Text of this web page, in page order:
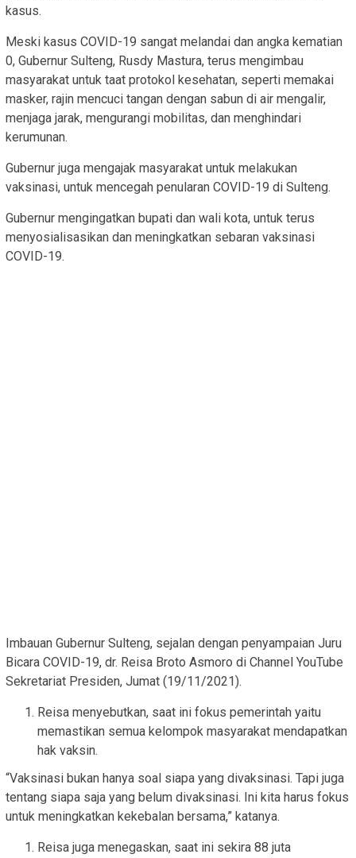
kasus.
Meski kasus COVID-19 sangat melandai dan angka kematian
0, Gubernur Sulteng, Rusdy Mastura, terus mengimbau
masyarakat untuk taat protokol kesehatan, seperti memakai
masker, rajin mencuci tangan dengan sabun di air mengalir,
menjaga jarak, mengurangi mobilitas, dan menghindari
kerumunan.
Gubernur juga mengajak masyarakat untuk melakukan
vaksinasi, untuk mencegah penularan COVID-19 di Sulteng.
Gubernur mengingatkan bupati dan wali kota, untuk terus
menyosialisasikan dan meningkatkan sebaran vaksinasi
COVID-19.
Imbauan Gubernur Sulteng, sejalan dengan penyampaian Juru
Bicara COVID-19, dr. Reisa Broto Asmoro di Channel YouTube
Sekretariat Presiden, Jumat (19/11/2021).
Reisa menyebutkan, saat ini fokus pemerintah yaitu
memastikan semua kelompok masyarakat mendapatkan
hak vaksin.
“Vaksinasi bukan hanya soal siapa yang divaksinasi. Tapi juga
tentang siapa saja yang belum divaksinasi. Ini kita harus fokus
untuk meningkatkan kekebalan bersama,” katanya.
Reisa juga menegaskan, saat ini sekira 88 juta